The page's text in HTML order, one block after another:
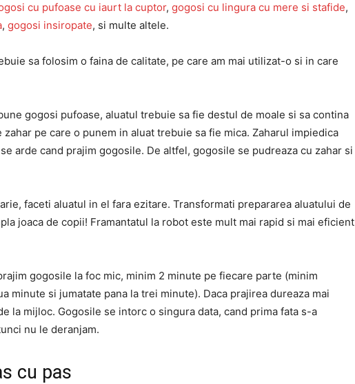
cu pufoase cu iaurt la cuptor, gogosi cu lingura cu mere si stafide,
, gogosi insiropate, si multe altele.
sa folosim o faina de calitate, pe care am mai utilizat-o si in care
gogosi pufoase, aluatul trebuie sa fie destul de moale si sa contina
zahar pe care o punem in aluat trebuie sa fie mica. Zaharul impiedica
arde cand prajim gogosile. De altfel, gogosile se pudreaza cu zahar si
faceti aluatul in el fara ezitare. Transformati prepararea aluatului de
joaca de copii! Framantatul la robot este mult mai rapid si mai eficient
gogosile la foc mic, minim 2 minute pe fiecare parte (minim
minute si jumatate pana la trei minute). Daca prajirea dureaza mai
la mijloc. Gogosile se intorc o singura data, cand prima fata s-a
nu le deranjam.
cu pas